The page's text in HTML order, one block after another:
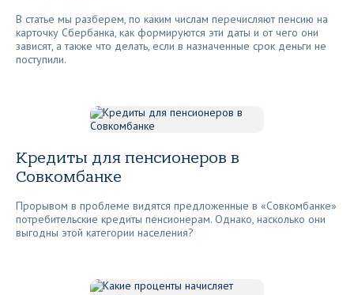
В статье мы разберем, по каким числам перечисляют пенсию на
карточку Сбербанка, как формируются эти даты и от чего они
зависят, а также что делать, если в назначенные срок деньги не
поступили.
Кредиты для пенсионеров в
Совкомбанке
Прорывом в проблеме видятся предложенные в «Совкомбанке»
потребительские кредиты пенсионерам. Однако, насколько они
выгодны этой категории населения?